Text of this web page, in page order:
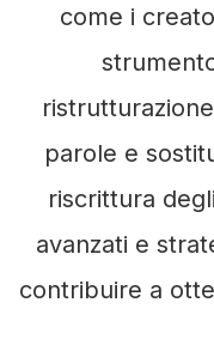
come i
parole e
riscrittura
avanzati e
contribuire a